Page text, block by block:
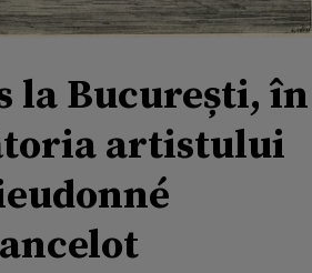
la București, în
artistului